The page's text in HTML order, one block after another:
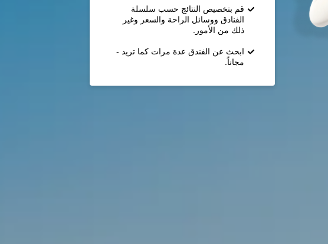
قم بتخصيص النتائج حسب سلسلة
الفنادق ووسائل الراحة والسعر وغير
ذلك من الأمور.
ابحث عن الفندق عدة مرات كما تريد -
مجاناً.